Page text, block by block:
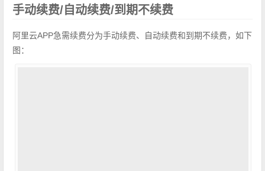
手动续费/自动续费/到期不续费
阿里云APP急需续费分为手动续费、自动续费和到期不续费，如下
图：